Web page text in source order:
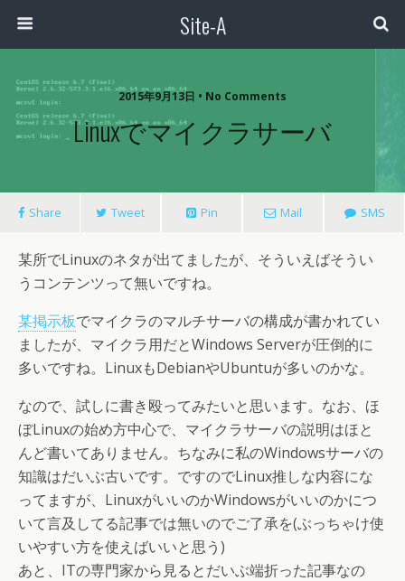
Site-A
2015年9月13日 • No Comments
Linuxでマイクラサーバ
Share Tweet Pin Mail SMS
某所でLinuxのネタが出てましたが、そういえばそうい
うコンテンツって無いですね。
某掲示板でマイクラのマルチサーバの構成が書かれてい
ましたが、マイクラ用だとWindows Serverが圧倒的に
多いですね。LinuxもDebianやUbuntuが多いのかな。
なので、試しに書き殴ってみたいと思います。なお、ほ
ぼLinuxの始め方中心で、マイクラサーバの説明はほと
んど書いてありません。ちなみに私のWindowsサーバの
知識はだいぶ古いです。ですのでLinux推しな内容にな
ってますが、LinuxがいいのかWindowsがいいのかにつ
いて言及してる記事では無いのでご了承を(ぶっちゃけ使
いやすい方を使えばいいと思う)
あと、ITの専門家から見るとだいぶ端折った記事なの